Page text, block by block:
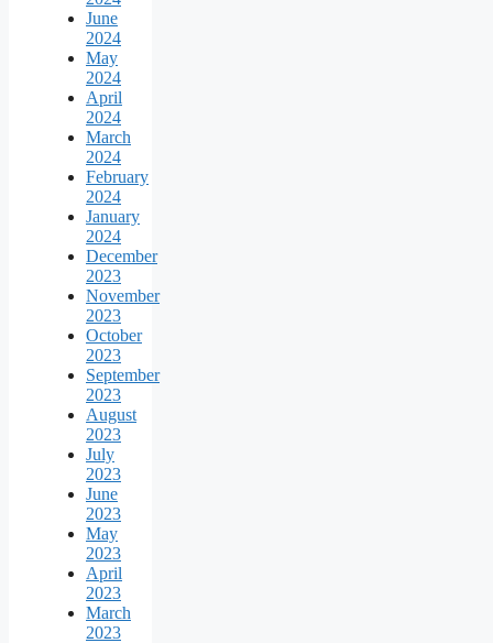
June
2024
May
2024
April
2024
March
2024
February
2024
January
2024
December
2023
November
2023
October
2023
September
2023
August
2023
July
2023
June
2023
May
2023
April
2023
March
2023